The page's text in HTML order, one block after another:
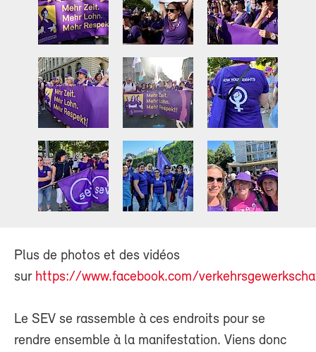
Plus de photos et des vidéos
sur https://www.facebook.com/
Le SEV se rassemble à ces endroits pour se
rendre ensemble à la manifestation. Viens donc